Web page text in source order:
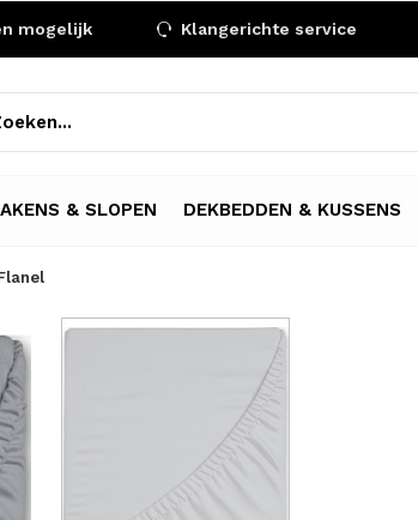
& SLOPEN DEKBEDDEN & KUSSENS
mogelijk Klangerichte service